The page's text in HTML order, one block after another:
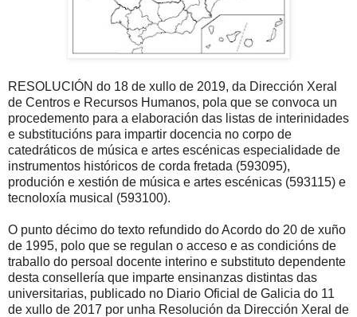
RESOLUCIÓN do 18 de xullo de 2019, da Dirección Xeral
de Centros e Recursos Humanos, pola que se convoca un
procedemento para a elaboración das listas de interinidades
e substitucións para impartir docencia no corpo de
catedráticos de música e artes escénicas especialidade de
instrumentos históricos de corda fretada (593095),
produción e xestión de música e artes escénicas (593115) e
tecnoloxía musical (593100).
O punto décimo do texto refundido do Acordo do 20 de xuño
de 1995, polo que se regulan o acceso e as condicións de
traballo do persoal docente interino e substituto dependente
desta consellería que imparte ensinanzas distintas das
universitarias, publicado no Diario Oficial de Galicia do 11
de xullo de 2017 por unha Resolución da Dirección Xeral de